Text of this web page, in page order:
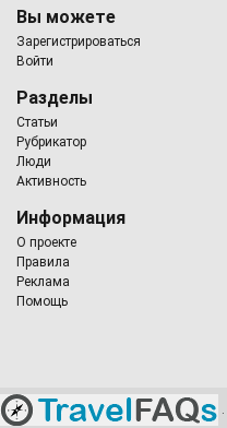
Вы можете
Зарегистрироваться
Войти
Разделы
Статьи
Рубрикатор
Люди
Активность
Информация
О проекте
Правила
Реклама
Помощь